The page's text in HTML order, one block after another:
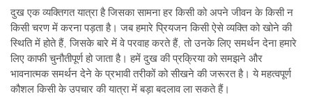
दुख एक व्यक्तिगत यात्रा है जिसका सामना हर किसी को अपने जीवन के किसी न
किसी चरण में करना पड़ता है। जब हमारे प्रियजन किसी ऐसे व्यक्ति को खोने की
स्थिति में होते हैं, जिसके बारे में वे परवाह करते हैं, तो उनके लिए समर्थन देना हमारे
लिए काफी चुनौतीपूर्ण हो जाता है। हमें दुख की प्रक्रिया को समझने और
भावनात्मक समर्थन देने के प्रभावी तरीकों को सीखने की जरूरत है। ये महत्वपूर्ण
कौशल किसी के उपचार की यात्रा में बड़ा बदलाव ला सकते हैं।